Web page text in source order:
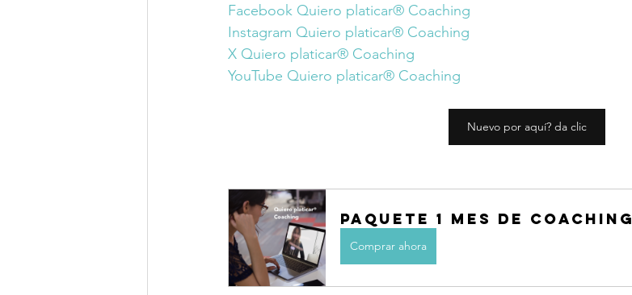
Facebook Quiero platicar® Coaching
Instagram Quiero platicar® Coaching
X Quiero platicar® Coaching
YouTube Quiero platicar® Coaching
Nuevo por aquí? da clic
Paquete 1 mes de Coaching
Comprar ahora